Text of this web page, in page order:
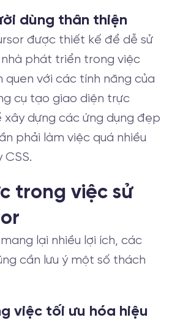
dùng thân thiện
được thiết kế để dễ sử
phát triển trong việc
quen với các tính năng của
cụ tạo giao diện trực
xây dựng các ứng dụng đẹp
phải làm việc quá nhiều
CSS.
trong việc sử
lại nhiều lợi ích, các
cần lưu ý một số thách
việc tối ưu hóa hiệu